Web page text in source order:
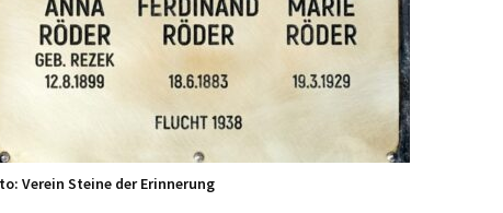
Verein Steine der Erinnerung